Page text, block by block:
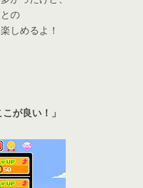
の
しめるよ！
が良い！」